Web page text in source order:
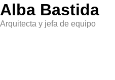
Alba Bastida
Arquitecta y jefa de equipo